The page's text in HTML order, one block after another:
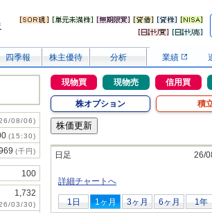
四季報 株主優待 分析 業績
08/06)
(15:30)
(千円)
100
1,732
03/30)
現物買 現物売 信用買
株オプション 積
日足 26/
詳細チャートへ
1日 1ヶ月 3ヶ月 6ヶ月 1年